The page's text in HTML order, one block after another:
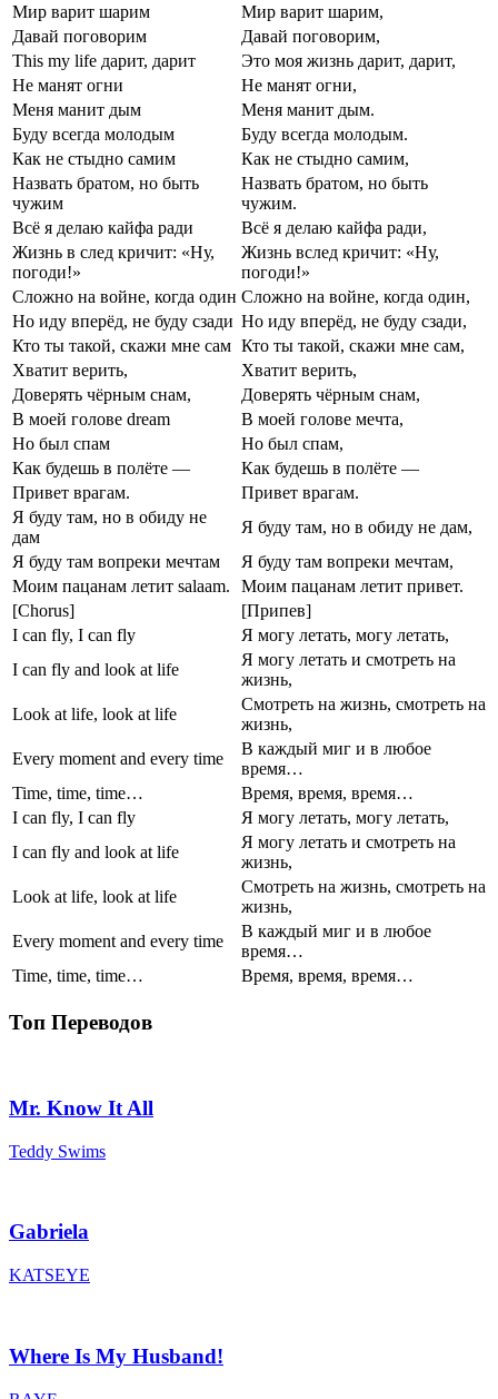
Мир варит шарим
Мир варит шарим,
Давай поговорим
Давай поговорим,
This my life дарит, дарит
Это моя жизнь дарит, дарит,
Не манят огни
Не манят огни,
Меня манит дым
Меня манит дым.
Буду всегда молодым
Буду всегда молодым.
Как не стыдно самим
Как не стыдно самим,
Назвать братом, но быть
чужим
Назвать братом, но быть
чужим.
Всё я делаю кайфа ради
Всё я делаю кайфа ради,
Жизнь в след кричит: «Ну,
погоди!»
Жизнь вслед кричит: «Ну,
погоди!»
Сложно на войне, когда один Сложно на войне, когда один,
Но иду вперёд, не буду сзади Но иду вперёд, не буду сзади,
Кто ты такой, скажи мне сам Кто ты такой, скажи мне сам,
Хватит верить,
Хватит верить,
Доверять чёрным снам,
Доверять чёрным снам,
В моей голове dream
В моей голове мечта,
Но был спам
Но был спам,
Как будешь в полёте —
Как будешь в полёте —
Привет врагам.
Привет врагам.
Я буду там, но в обиду не
дам
Я буду там, но в обиду не дам,
Я буду там вопреки мечтам
Я буду там вопреки мечтам,
Моим пацанам летит salaam.
Моим пацанам летит привет.
[Chorus]
[Припев]
I can fly, I can fly
Я могу летать, могу летать,
I can fly and look at life
Я могу летать и смотреть на
жизнь,
Look at life, look at life
Смотреть на жизнь, смотреть на
жизнь,
Every moment and every time
В каждый миг и в любое
время…
Time, time, time…
Время, время, время…
I can fly, I can fly
Я могу летать, могу летать,
I can fly and look at life
Я могу летать и смотреть на
жизнь,
Look at life, look at life
Смотреть на жизнь, смотреть на
жизнь,
Every moment and every time
В каждый миг и в любое
время…
Time, time, time…
Время, время, время…
Топ Переводов
Mr. Know It All
Teddy Swims
Gabriela
KATSEYE
Where Is My Husband!